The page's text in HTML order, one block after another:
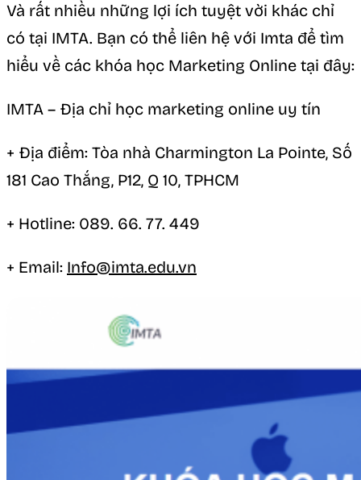
Và rất nhiều những lợi ích tuyệt vời khác chỉ
có tại IMTA. Bạn có thể liên hệ với Imta để tìm
hiểu về các khóa học Marketing Online tại đây:
IMTA – Địa chỉ học marketing online uy tín
+ Địa điểm: Tòa nhà Charmington La Pointe, Số
181 Cao Thắng, P12, Q 10, TPHCM
+ Hotline: 089. 66. 77. 449
+ Email: Info@imta.edu.vn